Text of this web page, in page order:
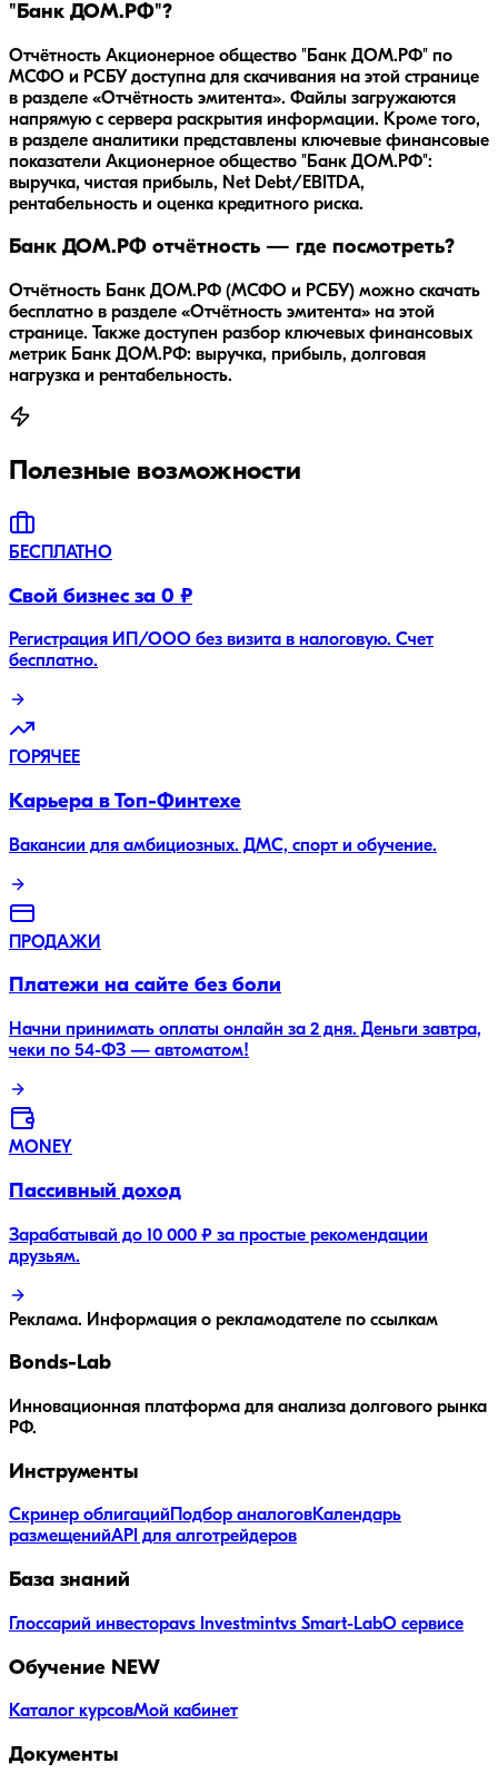
"Банк ДОМ.РФ"?
Отчётность Акционерное общество "Банк ДОМ.РФ" по
МСФО и РСБУ доступна для скачивания на этой странице
в разделе «Отчётность эмитента». Файлы загружаются
напрямую с сервера раскрытия информации. Кроме того,
в разделе аналитики представлены ключевые финансовые
показатели Акционерное общество "Банк ДОМ.РФ":
выручка, чистая прибыль, Net Debt/EBITDA,
рентабельность и оценка кредитного риска.
Банк ДОМ.РФ отчётность — где посмотреть?
Отчётность Банк ДОМ.РФ (МСФО и РСБУ) можно скачать
бесплатно в разделе «Отчётность эмитента» на этой
странице. Также доступен разбор ключевых финансовых
метрик Банк ДОМ.РФ: выручка, прибыль, долговая
нагрузка и рентабельность.
Полезные возможности
БЕСПЛАТНО
Свой бизнес за 0 ₽
Регистрация ИП/ООО без визита в налоговую. Счет
бесплатно.
ГОРЯЧЕЕ
Карьера в Топ-Финтехе
Вакансии для амбициозных. ДМС, спорт и обучение.
ПРОДАЖИ
Платежи на сайте без боли
Начни принимать оплаты онлайн за 2 дня. Деньги завтра,
чеки по 54-ФЗ — автоматом!
MONEY
Пассивный доход
Зарабатывай до 10 000 ₽ за простые рекомендации
друзьям.
Реклама. Информация о рекламодателе по ссылкам
Bonds-Lab
Инновационная платформа для анализа долгового рынка
РФ.
Инструменты
Скринер облигацийПодбор аналоговКалендарь
размещенийAPI для алготрейдеров
База знаний
Глоссарий инвестораvs Investmintvs Smart-LabО сервисе
Обучение NEW
Каталог курсовМой кабинет
Документы